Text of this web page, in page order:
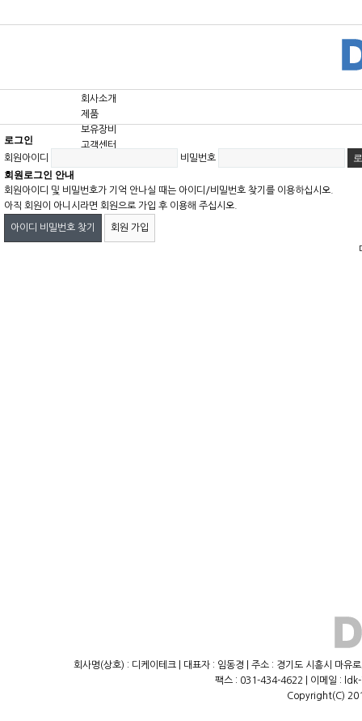
회사소개
제품
보유장비
고객센터
로그인
회원아이디 비밀번호
회원로그인 안내
회원아이디 및 비밀번호가 기억 안나실 때는 아이디/비밀번호 찾기를 이용하십시오.
아직 회원이 아니시라면 회원으로 가입 후 이용해 주십시오.
아이디 비밀번호 찾기 회원 가입
회사명(상호) : 디케이테크 | 대표자 : 임동경 | 주소 : 경기도 시흥시 마
팩스 : 031-434-4622 | 이메일 :
Copyright(C)